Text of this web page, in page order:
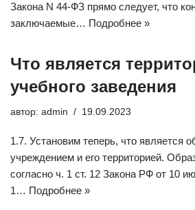
Закона N 44-ФЗ прямо следует, что
заключаемые… Подробнее »
Что является
учебного заведения
автор: admin 19.09.2023
1.7. Установим теперь, что является
учреждением и его территорией.
согласно ч. 1 ст. 12 Закона РФ от 10
1… Подробнее »